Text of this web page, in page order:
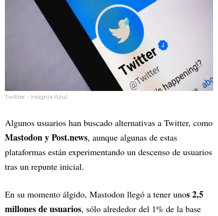
Twitter - Insignia Azul.
Algunos usuarios han buscado alternativas a Twitter, como
Mastodon y Post.news, aunque algunas de estas
plataformas están experimentando un descenso de usuarios
tras un repunte inicial.
En su momento álgido, Mastodon llegó a tener unos 2,5
millones de usuarios, sólo alrededor del 1% de la base